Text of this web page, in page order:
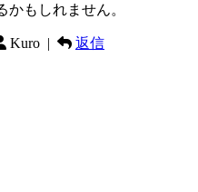
もしれません。
Kuro | 返信